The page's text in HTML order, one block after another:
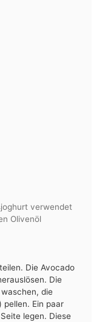
verwendet
Olivenöl
Die Avocado
Die
die
pellen. Ein paar
legen. Diese